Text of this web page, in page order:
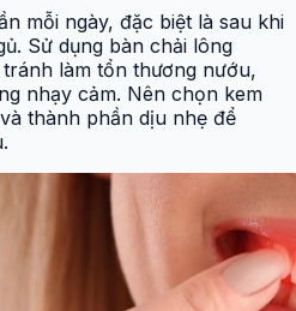
mỗi ngày, đặc biệt là sau khi
Sử dụng bàn chải lông
làm tổn thương nướu,
nhạy cảm. Nên chọn kem
thành phần dịu nhẹ để